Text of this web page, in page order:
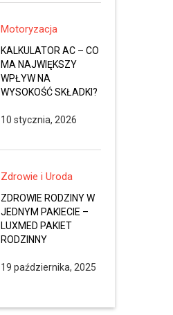
Motoryzacja
KALKULATOR AC – CO
MA NAJWIĘKSZY
WPŁYW NA
WYSOKOŚĆ SKŁADKI?
10 stycznia, 2026
Zdrowie i Uroda
ZDROWIE RODZINY W
JEDNYM PAKIECIE –
LUXMED PAKIET
RODZINNY
19 października, 2025